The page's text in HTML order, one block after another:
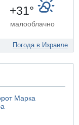
детей
+31°
малооблачно
Погода в Израиле
Марка